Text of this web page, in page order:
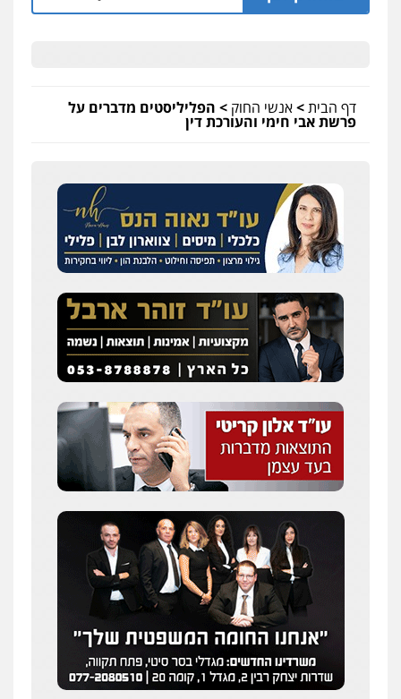
דף הבית>אנשי החוק > הפליליסטים מדברים על
פרשת אבי חימי והעורכת דין